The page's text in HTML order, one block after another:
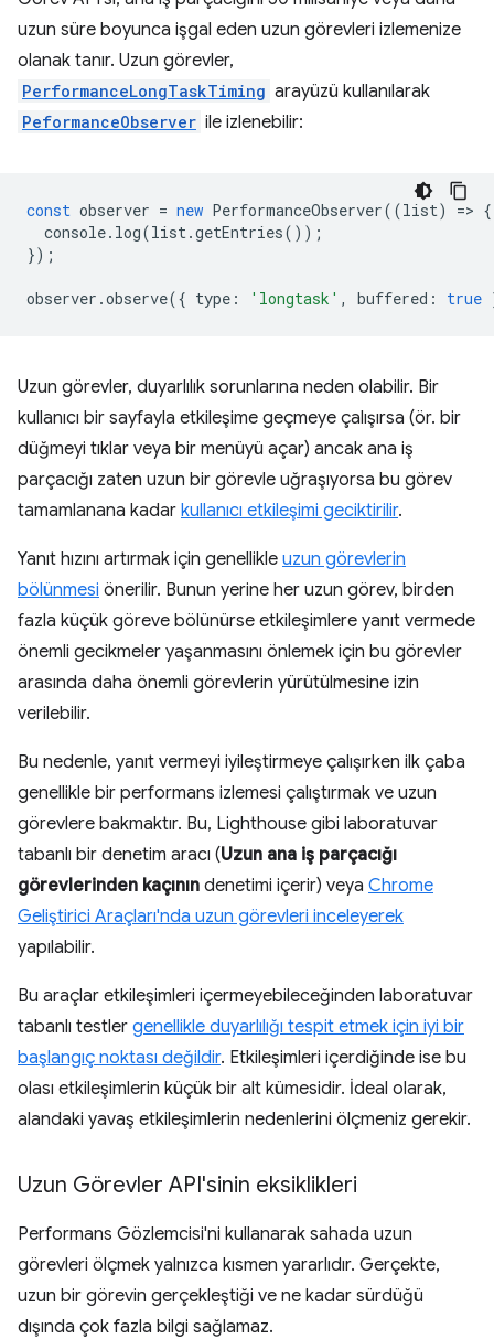
uzun süre boyunca işgal eden uzun görevleri izlemenize
olanak tanır. Uzun görevler,
PerformanceLongTaskTiming arayüzü kullanılarak
PeformanceObserver ile izlenebilir:
const observer = new PerformanceObserver((list) => {
console. log(list.getEntries());
});
observer .observe({ type : 'longtask' , buffered : true
Uzun görevler, duyarlılık sorunlarına neden olabilir. Bir
kullanıcı bir sayfayla etkileşime geçmeye çalışırsa (ör. bir
düğmeyi tıklar veya bir menüyü açar) ancak ana iş
parçacığı zaten uzun bir görevle uğraşıyorsa bu görev
tamamlanana kadar kullanıcı etkileşimi geciktirilir.
Yanıt hızını artırmak için genellikle uzun görevlerin
bölünmesi önerilir. Bunun yerine her uzun görev, birden
fazla küçük göreve bölünürse etkileşimlere yanıt vermede
önemli gecikmeler yaşanmasını önlemek için bu görevler
arasında daha önemli görevlerin yürütülmesine izin
verilebilir.
Bu nedenle, yanıt vermeyi iyileştirmeye çalışırken ilk çaba
genellikle bir performans izlemesi çalıştırmak ve uzun
görevlere bakmaktır. Bu, Lighthouse gibi laboratuvar
tabanlı bir denetim aracı (Uzun ana iş parçacığı
görevlerinden kaçının denetimi içerir) veya Chrome
Geliştirici Araçları'nda uzun görevleri inceleyerek
yapılabilir.
Bu araçlar etkileşimleri içermeyebileceğinden laboratuvar
tabanlı testler genellikle duyarlılığı tespit etmek için iyi bir
başlangıç noktası değildir. Etkileşimleri içerdiğinde ise bu
olası etkileşimlerin küçük bir alt kümesidir. İdeal olarak,
alandaki yavaş etkileşimlerin nedenlerini ölçmeniz gerekir.
Uzun Görevler API'sinin eksiklikleri
Performans Gözlemcisi'ni kullanarak sahada uzun
görevleri ölçmek yalnızca kısmen yararlıdır. Gerçekte,
uzun bir görevin gerçekleştiği ve ne kadar sürdüğü
dışında çok fazla bilgi sağlamaz.